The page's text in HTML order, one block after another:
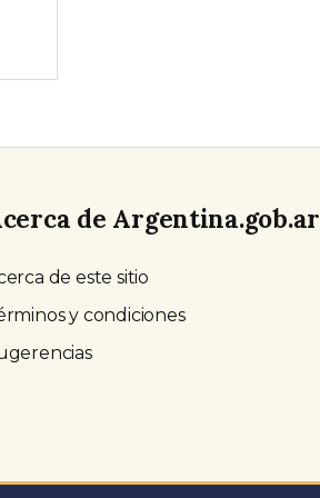
de Argentina.gob.ar
de este sitio
y condiciones